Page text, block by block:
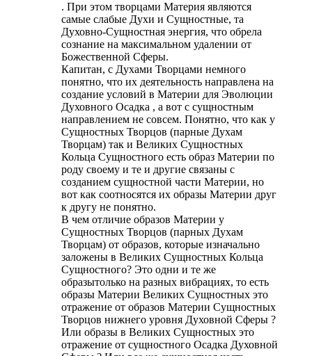
. При этом творцами Материя являются
самые слабые Духи и Сущностные, та
Духовно-Сущностная энергия, что обрела
сознание на максимальном удалении от
Божественной Сферы.
Капитан, с Духами Творцами немного
понятно, что их деятельность направлена на
создание условий в Материи для Эволюции
Духовного Осадка , а вот с сущностным
направлением не совсем. Понятно, что как у
Сущностных Творцов (парные Духам
Творцам) так и Великих Сущностных
Кольца Сущностного есть образ Материи по
роду своему и те и другие связаны с
созданием сущностной части Материи, но
вот как соотносятся их образы Материи друг
к другу не понятно.
В чем отличие образов Материи у
Сущностных Творцов (парных Духам
Творцам) от образов, которые изначально
заложены в Великих Сущностных Кольца
Сущностного? Это одни и те же
образытолько на разных вибрациях, то есть
образы Материи Великих Сущностных это
отражение от образов Материи Сущностных
Творцов нижнего уровня Духовной Сферы ?
Или образы в Великих Сущностных это
отражение от сущностного Осадка Духовной